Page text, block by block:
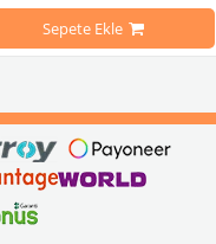
keserek görüş
1967 Yılları Arasındaki T1
1979 Yılları Arasındaki T2
Sepete Ekle